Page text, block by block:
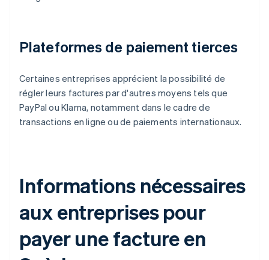
Plateformes de paiement tierces
Certaines entreprises apprécient la possibilité de
régler leurs factures par d'autres moyens tels que
PayPal ou Klarna, notamment dans le cadre de
transactions en ligne ou de paiements internationaux.
Informations nécessaires
aux entreprises pour
payer une facture en